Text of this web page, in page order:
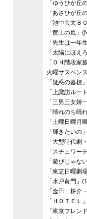
「ゆうひが丘
「あさひが丘
「池中玄太
「黄土の嵐」
「先生は一年
「太陽にほえ
「ＯＨ階段家
火曜サスペン
「疑惑の墓標
「上諏訪ルー
「三男三女婿
「晴れのち晴
「土曜日曜月
「輝きたいの
「大型時代劇
「スチュワー
「遊びじゃな
「東芝日曜劇
「水戸黄門」
「金田一耕介
「ＨＯＴＥＬ
「東京フレン